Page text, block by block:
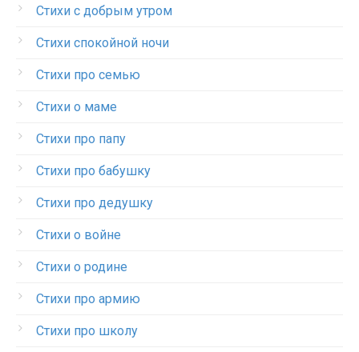
Стихи с добрым утром
Стихи спокойной ночи
Стихи про семью
Стихи о маме
Стихи про папу
Стихи про бабушку
Стихи про дедушку
Стихи о войне
Стихи о родине
Стихи про армию
Стихи про школу